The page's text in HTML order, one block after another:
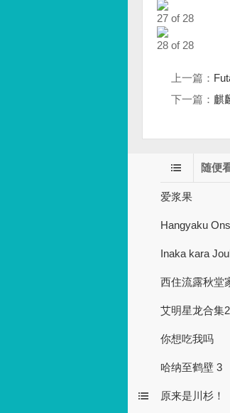
27 of 28
28 of 28
上一篇：
下一篇： 麒
随便
爱浆果
Hangyaku
Inaka kara
西住流露秋堂
艾明星龙合集
你想吃我吗
哈纳至鹤壁 3
原来是川杉！